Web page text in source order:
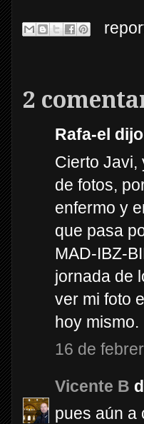
2
Rafa-el
Cierto Javi,
de fotos,
enfermo y
que pasa
MAD-IBZ-
jornada de
ver mi foto
hoy mismo.
16 de
Vicente B
pues aún a